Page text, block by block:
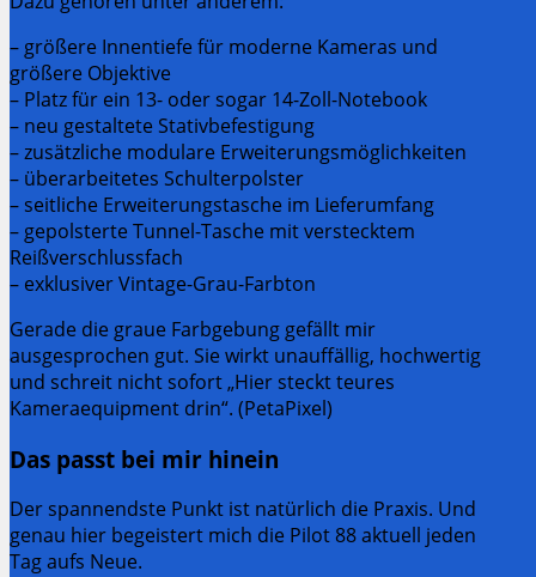
– größere Innentiefe für moderne Kameras und
größere Objektive
– Platz für ein 13- oder sogar 14-Zoll-Notebook
– neu gestaltete Stativbefestigung
– zusätzliche modulare Erweiterungsmöglichkeiten
– überarbeitetes Schulterpolster
– seitliche Erweiterungstasche im Lieferumfang
– gepolsterte Tunnel-Tasche mit verstecktem
Reißverschlussfach
– exklusiver Vintage-Grau-Farbton
Gerade die graue Farbgebung gefällt mir
ausgesprochen gut. Sie wirkt unauffällig, hochwertig
und schreit nicht sofort „Hier steckt teures
Kameraequipment drin“. (PetaPixel)
Das passt bei mir hinein
Der spannendste Punkt ist natürlich die Praxis. Und
genau hier begeistert mich die Pilot 88 aktuell jeden
Tag aufs Neue.